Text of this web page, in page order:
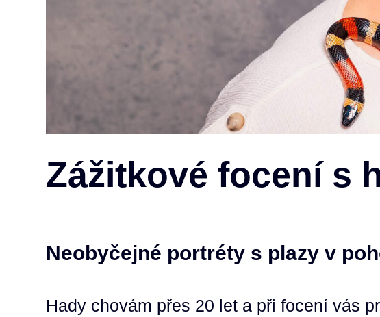
Zážitkové focení s
Neobyčejné portréty s plazy v
Hady chovám přes 20 let a při focení vás